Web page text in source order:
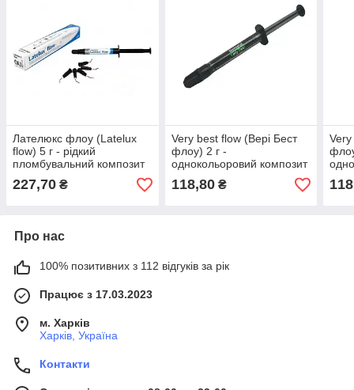
Лателюкс флоу (Latelux
flow) 5 г - рідкий
пломбувальний композит
227,70 ₴
Very best flow (Вері Бест
флоу) 2 г -
однокольоровий композит
(А2,А3,ОА2,ОА3)
118,80₴
Про нас
100% позитивних з 112 відгуків за рік
Працює з 17.03.2023
м. Харків
Харків, Україна
Контакти